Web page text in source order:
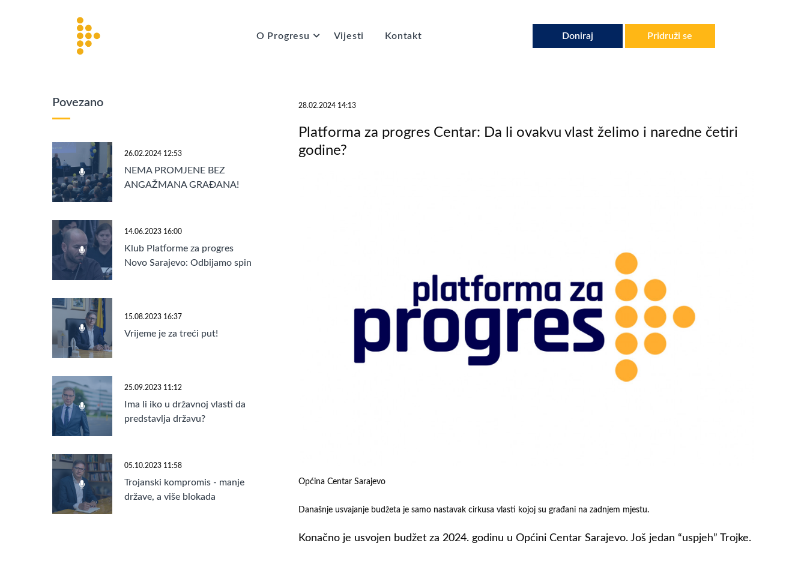
O Progresu Vijesti Kontakt Doniraj Pridruži se
28.02.2024 14:13
Platforma za progres Centar: Da li ovakvu vlast želimo i naredne četiri
godine?
Općina Centar Sarajevo
Današnje usvajanje budžeta je samo nastavak cirkusa vlasti kojoj su građani na zadnjem mjestu.
Konačno je usvojen budžet za 2024. godinu u Općini Centar Sarajevo. Još jedan “uspjeh” Trojke.
Povezano
26.02.2024 12:53
NEMA PROMJENE BEZ
ANGAŽMANA GRAĐANA!
14.06.2023 16:00
Klub Platforme za progres
Novo Sarajevo: Odbijamo spin
15.08.2023 16:37
Vrijeme je za treći put!
25.09.2023 11:12
Ima li iko u državnoj vlasti da
predstavlja državu?
05.10.2023 11:58
Trojanski kompromis - manje
države, a više blokada